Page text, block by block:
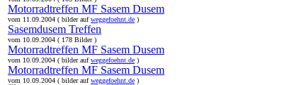
Motorradtreffen MF Sasem Dusem
vom 11.09.2004 ( bilder aufweggefoehnt.de )
Sasemdusem Treffen
vom 10.09.2004 ( 178 Bilder )
Motorradtreffen MF Sasem Dusem
vom 10.09.2004 ( bilder aufweggefoehnt.de )
Motorradtreffen MF Sasem Dusem
vom 10.09.2004 ( bilder aufweggefoehnt.de )